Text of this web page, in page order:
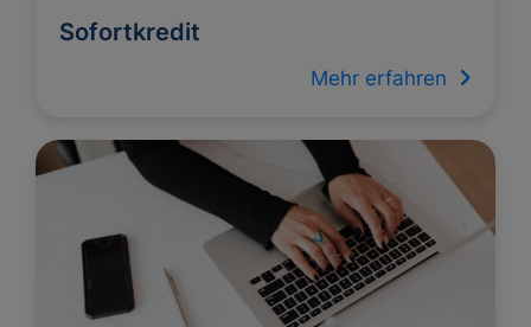
Sofortkredit
Mehr erfahren